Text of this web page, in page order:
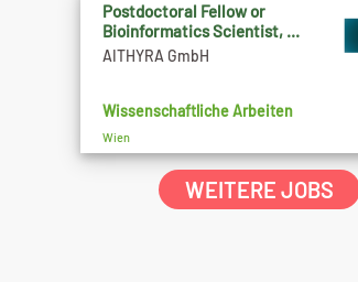
Postdoctoral Fellow or
Bioinformatics Scientist, ...
AITHYRA GmbH
Wissenschaftliche Arbeiten
Wien
WEITERE JOBS